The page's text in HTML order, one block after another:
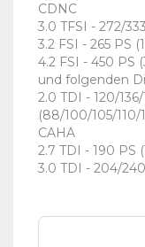
CDNC
3.0 TFSI - 272/
3.2 FSI - 265 PS
4.2 FSI - 450 PS
und folgenden
2.0 TDI - 120/
(88/100/105/110/
CAHA
2.7 TDI - 190 PS
3.0 TDI - 204/